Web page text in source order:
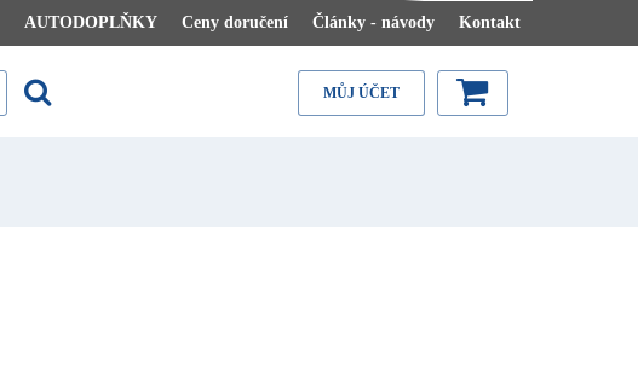
AUTODOPLŇKY Ceny doručení Články - návody Kontakt
MŮJ ÚČET